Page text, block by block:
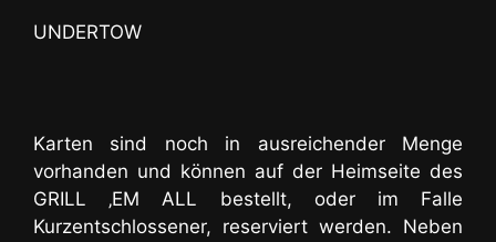
UNDERTOW
Karten sind noch in ausreichender Menge
vorhanden und können auf der Heimseite des
GRILL ‚EM ALL bestellt, oder im Falle
Kurzentschlossener, reserviert werden. Neben